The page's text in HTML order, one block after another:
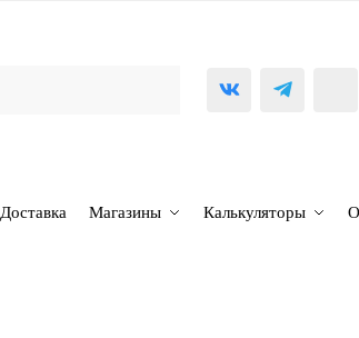
Доставка Магазины Калькуляторы